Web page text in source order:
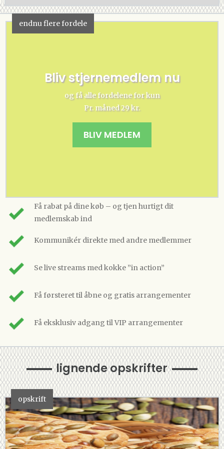
endnu flere fordele
Bliv stjernemedlem nu
og få alle fordelene for kun
Pr. måned 29 kr.
BLIV MEDLEM
Få rabat på dine køb – og tjen hurtigt dit
medlemskab ind
Kommunikér direkte med andre medlemmer
Se live streams med kokke ”in action”
Få førsteret til åbne og gratis arrangementer
Få eksklusiv adgang til VIP arrangementer
lignende opskrifter
opskrift